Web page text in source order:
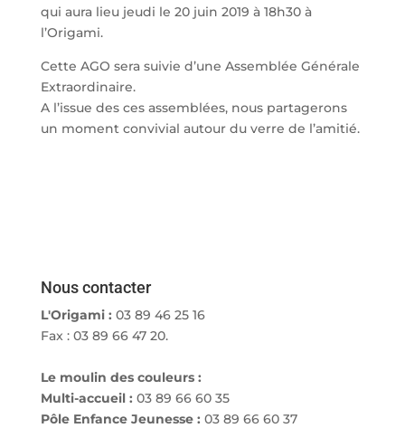
qui aura lieu jeudi le 20 juin 2019 à 18h30 à
l’Origami.
Cette AGO sera suivie d’une Assemblée Générale
Extraordinaire.
A l’issue des ces assemblées, nous partagerons
un moment convivial autour du verre de l’amitié.
Nous contacter
L'Origami : 03 89 46 25 16
Fax : 03 89 66 47 20.
Le moulin des couleurs :
Multi-accueil : 03 89 66 60 35
Pôle Enfance Jeunesse : 03 89 66 60 37